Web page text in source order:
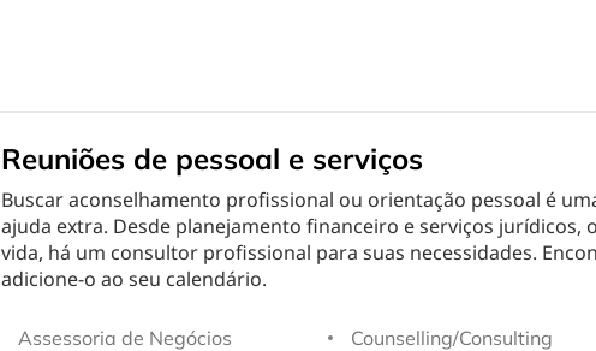
Reuniões de pessoal e serviços
Buscar aconselhamento profissional ou orientação pessoal é
ajuda extra. Desde planejamento financeiro e serviços
vida, há um consultor profissional para suas necessidades.
adicione-o ao seu calendário.
Assessoria de Negócios Counselling/Consulting